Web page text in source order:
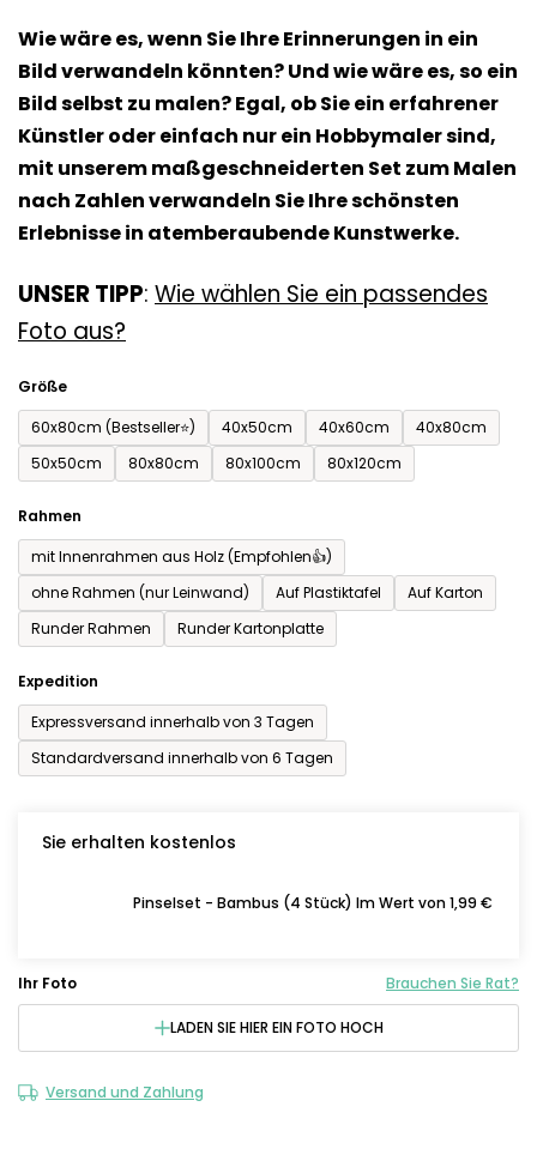
Wie wäre es, wenn Sie Ihre Erinnerungen in ein
Bild verwandeln könnten? Und wie wäre es, so ein
Bild selbst zu malen? Egal, ob Sie ein erfahrener
Künstler oder einfach nur ein Hobbymaler sind,
mit unserem maßgeschneiderten Set zum Malen
nach Zahlen verwandeln Sie Ihre schönsten
Erlebnisse in atemberaubende Kunstwerke.
UNSER TIPP: Wie wählen Sie ein passendes
Foto aus?
Größe
60x80cm (Bestseller⭐)
40x50cm 40x60cm
40x80cm
50x50cm
80x80cm 80x100cm 80x120cm
Rahmen
mit Innenrahmen aus Holz (Empfohlen👍)
ohne Rahmen (nur Leinwand)
Auf Plastiktafel
Auf Karton
Runder Rahmen
Runder Kartonplatte
Expedition
Expressversand innerhalb von 3 Tagen
Standardversand innerhalb von 6 Tagen
Sie erhalten kostenlos
Pinselset - Bambus (4 Stück) Im Wert von 1,99 €
Ihr Foto Brauchen Sie Rat?
LADEN SIE HIER EIN FOTO HOCH
Versand und Zahlung